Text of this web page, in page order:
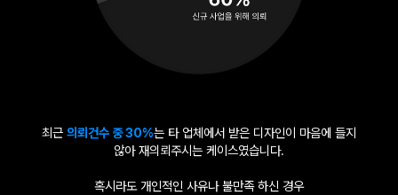
최근 의뢰건수 중 30%는 타 업체에서 받은 디자인이 마음에 들지
않아 재의뢰주시는 케이스였습니다.
혹시라도 개인적인 사유나 불만족 하신 경우